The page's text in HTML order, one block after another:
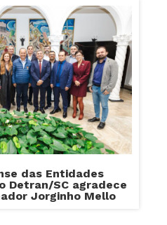
das Entidades
Detran/SC agradece
Jorginho Mello